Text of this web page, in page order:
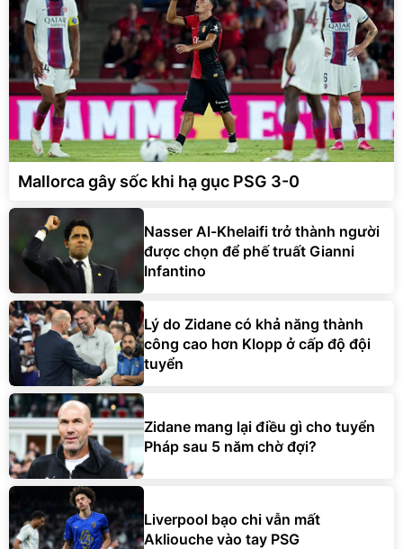
Mallorca gây sốc khi hạ gục PSG 3-0
Nasser Al-Khelaifi trở thành người
được chọn để phế truất Gianni
Infantino
Lý do Zidane có khả năng thành
công cao hơn Klopp ở cấp độ đội
tuyển
Zidane mang lại điều gì cho tuyển
Pháp sau 5 năm chờ đợi?
Liverpool bạo chi vẫn mất
Akliouche vào tay PSG